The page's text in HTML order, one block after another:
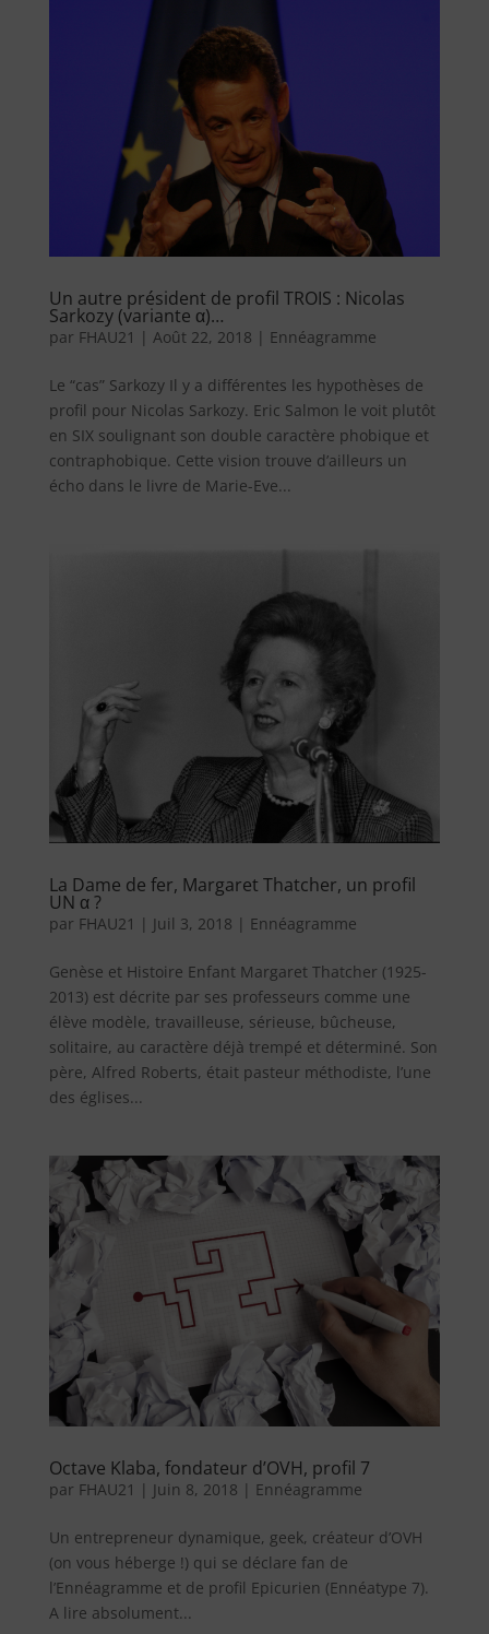
Un autre président de profil TROIS : Nicolas
Sarkozy (variante α)…
par FHAU21 | Août 22, 2018 | Ennéagramme
Le “cas” Sarkozy Il y a différentes les hypothèses de
profil pour Nicolas Sarkozy. Eric Salmon le voit plutôt
en SIX soulignant son double caractère phobique et
contraphobique. Cette vision trouve d’ailleurs un
écho dans le livre de Marie-Eve...
La Dame de fer, Margaret Thatcher, un profil
UN α ?
par FHAU21 | Juil 3, 2018 | Ennéagramme
Genèse et Histoire Enfant Margaret Thatcher (1925-
2013) est décrite par ses professeurs comme une
élève modèle, travailleuse, sérieuse, bûcheuse,
solitaire, au caractère déjà trempé et déterminé. Son
père, Alfred Roberts, était pasteur méthodiste, l’une
des églises...
Octave Klaba, fondateur d’OVH, profil 7
par FHAU21 | Juin 8, 2018 | Ennéagramme
Un entrepreneur dynamique, geek, créateur d’OVH
(on vous héberge !) qui se déclare fan de
l’Ennéagramme et de profil Epicurien (Ennéatype 7).
A lire absolument...